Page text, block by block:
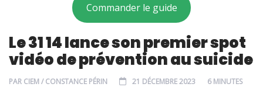
Commander le guide
Le 31 14 lance son premier spot
vidéo de prévention au suicide
PAR CIEM / CONSTANCE PÉRIN 21 DÉCEMBRE 2023 6 MINUTES